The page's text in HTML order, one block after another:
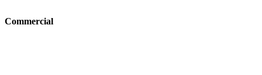
Commercial